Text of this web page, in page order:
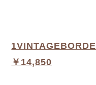
￥14,850